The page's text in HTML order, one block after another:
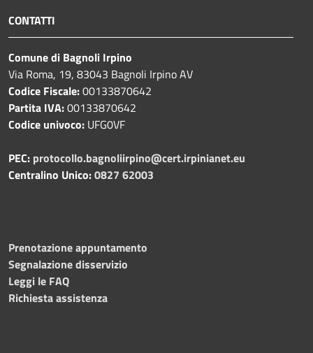
CONTATTI
Comune di Bagnoli Irpino
Via Roma, 19, 83043 Bagnoli Irpino AV
Codice Fiscale:00133870642
Partita IVA:00133870642
Codice univoco: UFG0VF
PEC: protocollo.bagnoliirpino@cert.irpinianet.eu
Centralino Unico:0827 62003
Prenotazione appuntamento
Segnalazione disservizio
Leggi le FAQ
Richiesta assistenza